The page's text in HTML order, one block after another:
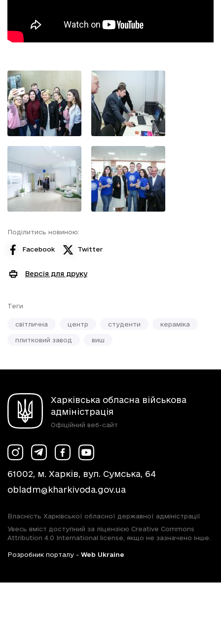
Поділитись новиною:
Facebook Twitter
Версія для друку
Теги
світлична центр студенти кераміка
плитковий завод виш
Харківська обласна військова
адміністрація
Офіційний веб-сайт
61002, м. Харків, вул. Сумська, 64
obladm@kharkivoda.gov.ua
Власність Харківської обласної державної адміністрації
Увесь вміст доступний за ліцензією Creative Commons
Attribution 4.0 International license, якщо не зазначено інше.
Розробник порталу - Web Ukraine